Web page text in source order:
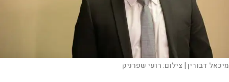
מיכאל דבורין | צילום:רועי שפרניק